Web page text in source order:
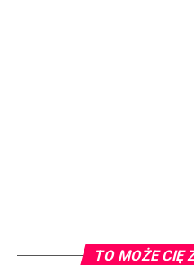
TO MOŻE CIĘ